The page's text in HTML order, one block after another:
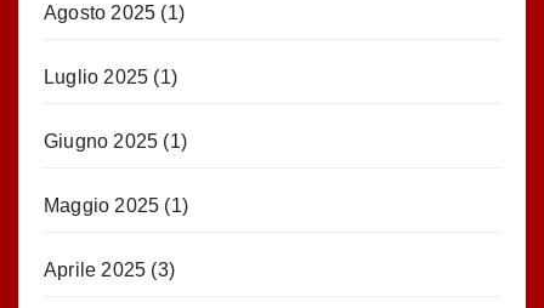
Agosto 2025 (1)
Luglio 2025 (1)
Giugno 2025 (1)
Maggio 2025 (1)
Aprile 2025 (3)